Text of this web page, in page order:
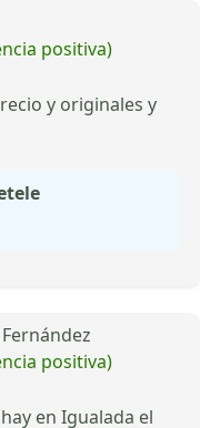
positiva)
y originales y
positiva)
en Igualada el